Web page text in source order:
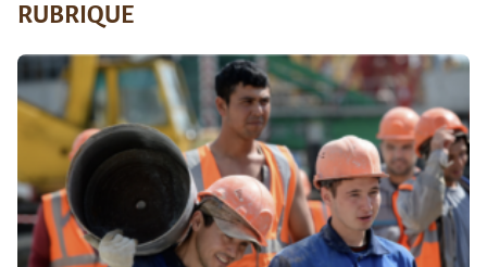
RUBRIQUE